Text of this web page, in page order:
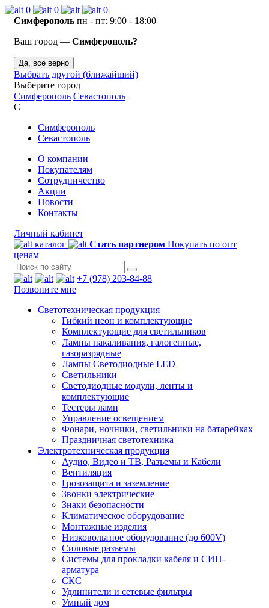
0 0
0
Симферополь пн - пт: 9:00 - 18:00
Ваш город — Симферополь?
Да, все верно
Выбрать другой (ближайший)
Выберите город
Симферополь Севастополь
С
Симферополь
Севастополь
О компании
Покупателям
Сотрудничество
Акции
Новости
Контакты
Личный кабинет
каталог
Стать партнером Покупать по опт
ценам
+7 (978) 203-84-88
Позвоните мне
Светотехническая продукция
Гибкий неон и комплектующие
Комплектующие для светильников
Лампы накаливания, галогенные,
газоразрядные
Лампы Светодиодные LED
Светильники
Светодиодные модули, ленты и
комплектующие
Тестеры ламп
Управление освещением
Фонари, ночники, светильники на батарейках
Праздничная светотехника
Электротехническая продукция
Аудио, Видео и ТВ, Разъемы и Кабели
Вентиляция
Грозозащита и заземление
Звонки электрические
Знаки безопасности
Климатическое оборудование
Монтажные изделия
Низковольтное оборудование (до 600V)
Силовые разъемы
Системы для прокладки кабеля и СИП-
арматура
СКС
Удлинители и сетевые фильтры
Умный дом